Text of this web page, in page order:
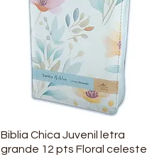
Vista rápida
Biblia Chica Juvenil letra
grande 12 pts Floral celeste